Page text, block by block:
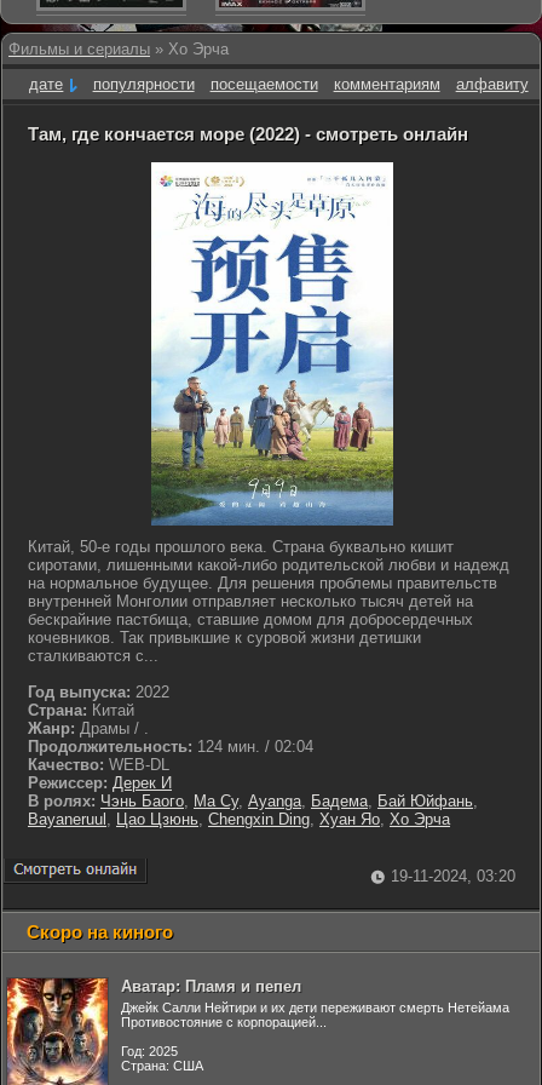
Фильмы и сериалы » Хо Эрча
дате
популярности посещаемости комментариям алфавиту
Там, где кончается море (2022) - смотреть онлайн
Китай, 50-е годы прошлого века. Страна буквально кишит
сиротами, лишенными какой-либо родительской любви и надежд
на нормальное будущее. Для решения проблемы правительств
внутренней Монголии отправляет несколько тысяч детей на
бескрайние пастбища, ставшие домом для добросердечных
кочевников. Так привыкшие к суровой жизни детишки
сталкиваются с...
Год выпуска: 2022
Страна: Китай
Жанр: Драмы / .
Продолжительность: 124 мин. / 02:04
Качество: WEB-DL
Режиссер: Дерек И
В ролях: Чэнь Баого, Ма Су, Ayanga, Бадема, Бай Юйфань,
Bayaneruul , Цао Цзюнь, Chengxin Ding, Хуан Яо, Хо Эрча
19-11-2024, 03:20
Скоро на киного
Аватар: Пламя и пепел
Джейк Салли Нейтири и их дети переживают смерть Нетейама
Противостояние с корпорацией...
Год: 2025
Страна: США